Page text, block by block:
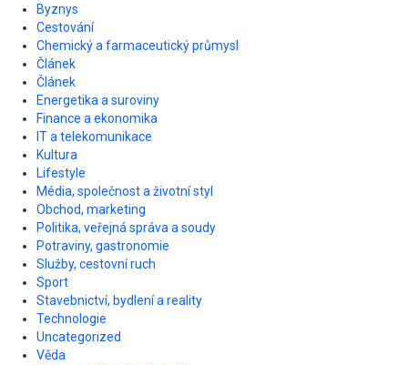
Byznys
Cestování
Chemický a farmaceutický průmysl
Článek
Článek
Energetika a suroviny
Finance a ekonomika
IT a telekomunikace
Kultura
Lifestyle
Média, společnost a životní styl
Obchod, marketing
Politika, veřejná správa a soudy
Potraviny, gastronomie
Služby, cestovní ruch
Sport
Stavebnictví, bydlení a reality
Technologie
Uncategorized
Věda